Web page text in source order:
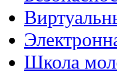
Школа